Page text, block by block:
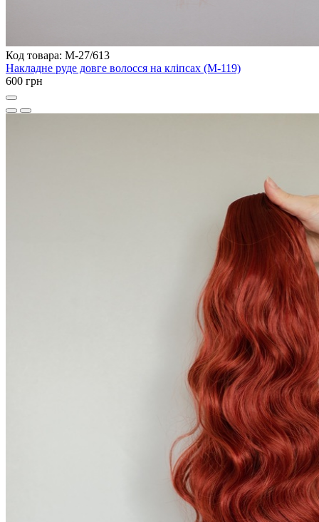
Код товара: M-27/613
Накладне руде довге волосся на кліпсах (M-119)
600 грн